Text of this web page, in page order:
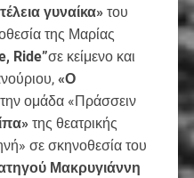
γυναίκα» του
της Μαρίας
, Ride”σε κείμενο και
«Ο
ομάδα «Πράσσειν
της θεατρικής
σε σκηνοθεσία του
Μακρυγιάννη